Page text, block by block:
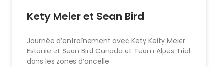
Kety Meier et Sean Bird
Journée d’entraînement avec Kety Keity Meier
Estonie et Sean Bird Canada et Team Alpes Trial
dans les zones d’ancelle